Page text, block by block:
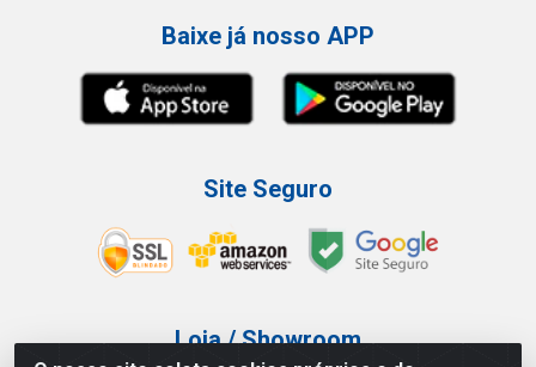
Baixe já nosso APP
Site Seguro
Loja / Showroom